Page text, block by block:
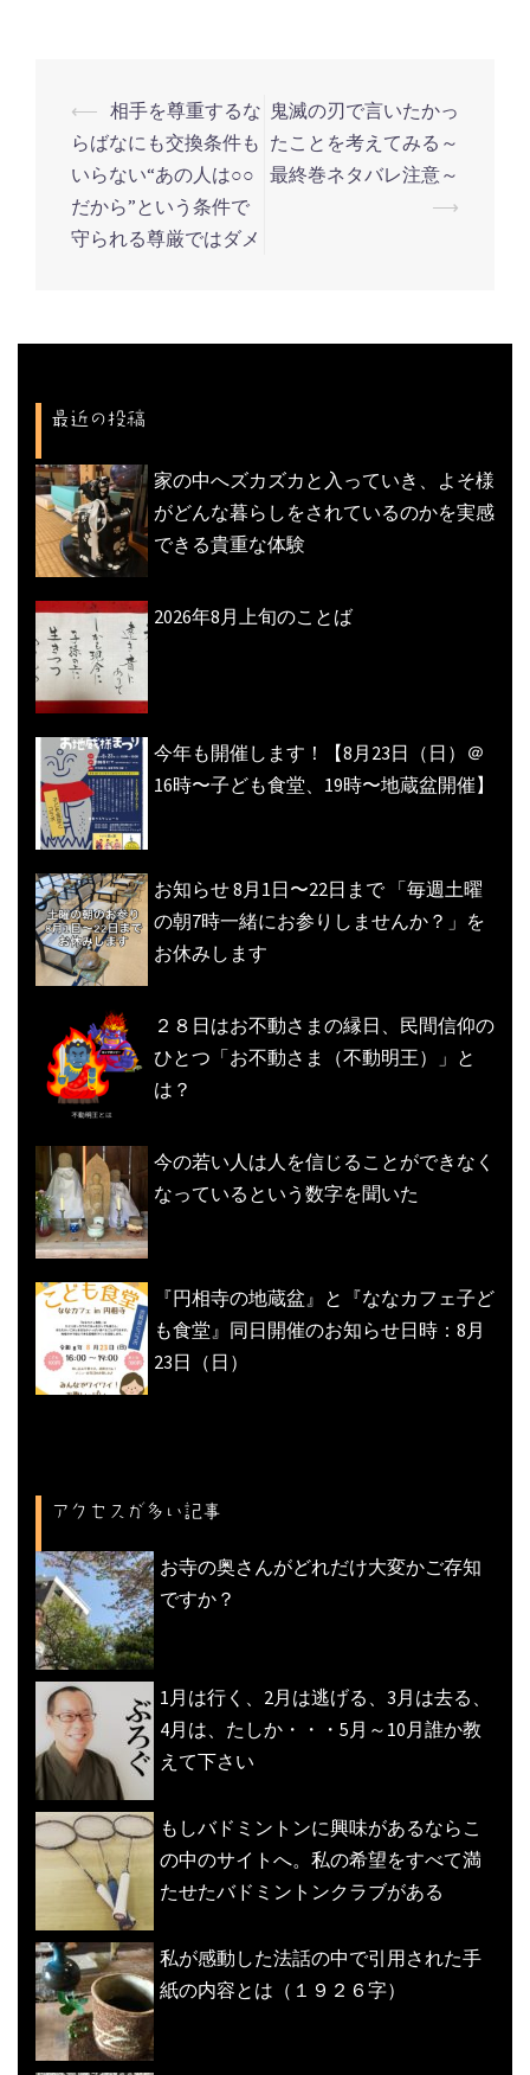
投
稿
ナ
ビ
シ
ン
⟵ 相手を尊重するな
らばなにも交換条件も
いらない“あの人は○○
だから”という条件で
守られる尊厳ではダメ
鬼滅の刃で言いたかっ
たことを考えてみる～
最終巻ネタバレ注意～
⟶
最近の投稿
家の中へズカズカと入っていき、よそ様
がどんな暮らしをされているのかを実感
できる貴重な体験
2026年8月上旬のことば
今年も開催します！【8月23日（日）＠
16時〜子ども食堂、19時〜地蔵盆開催】
お知らせ 8月1日〜22日まで 「毎週土曜
の朝7時一緒にお参りしませんか？」を
お休みします
２８日はお不動さまの縁日、民間信仰の
ひとつ「お不動さま（不動明王）」と
は？
今の若い人は人を信じることができなく
なっているという数字を聞いた
『円相寺の地蔵盆』と『ななカフェ子ど
も食堂』同日開催のお知らせ日時：8月
23日（日）
アクセスが多い記事
お寺の奥さんがどれだけ大変かご存知
ですか？
1月は行く、2月は逃げる、3月は去る、
4月は、たしか・・・5月～10月誰か教
えて下さい
もしバドミントンに興味があるならこ
の中のサイトへ。私の希望をすべて満
たせたバドミントンクラブがある
私が感動した法話の中で引用された手
紙の内容とは（１９２６字）